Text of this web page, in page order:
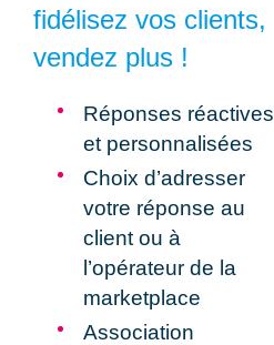
fidélisez vos clients,
vendez plus !
Réponses réactives
et personnalisées
Choix d’adresser
votre réponse au
client ou à
l’opérateur de la
marketplace
Association